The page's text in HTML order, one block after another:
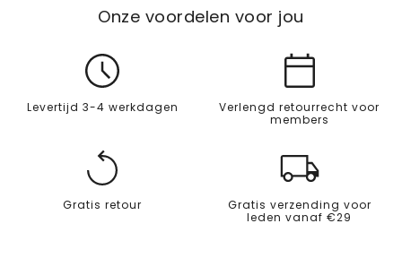
Onze voordelen voor jou
Levertijd 3-4 werkdagen
Verlengd retourrecht voor
members
Gratis retour
Gratis verzending voor
leden vanaf €29